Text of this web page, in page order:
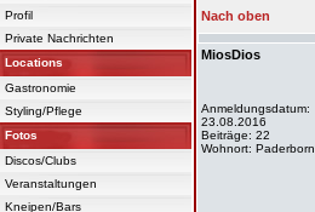
Profil
Private Nachrichten
Locations
Gastronomie
Styling/Pflege
Fotos
Discos/Clubs
Veranstaltungen
Kneipen/Bars
Nach oben
MiosDios
Anmeldungsdatum:
23.08.2016
Beiträge: 22
Wohnort: Paderborn